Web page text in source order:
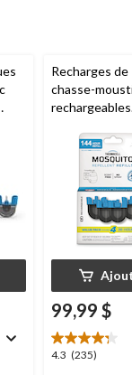
Recharges de
chasse-
rechargeables
heures
99,99 $
4.3 (235)
4.3